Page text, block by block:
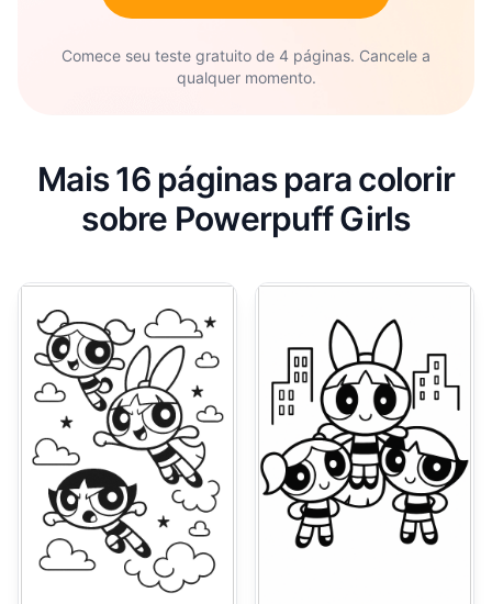
Comece seu teste gratuito de 4 páginas. Cancele a
qualquer momento.
Mais 16 páginas para colorir
sobre Powerpuff Girls